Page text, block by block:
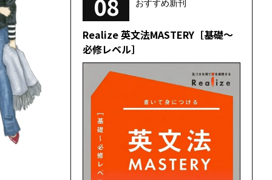
おすすめ新刊
Realize 英文法MASTERY［基礎～
必修レベル］